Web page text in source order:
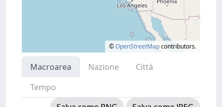
©OpenStreetMapcontributors.
Macroarea Nazione
Città
Tempo